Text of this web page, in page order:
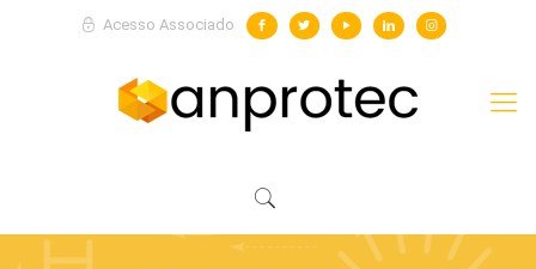
Acesso Associado